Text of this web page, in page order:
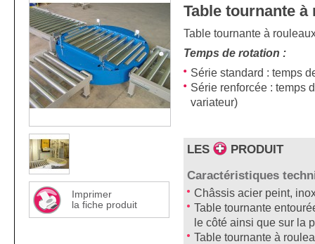
Imprimer
la fiche produit
Table tournante à
Table tournante à
Temps de rotation :
Série standard : temps
Série renforcée : temps
variateur)
LES
PRODUIT
Caractéristiques
Châssis acier peint,
Table tournante
le côté ainsi que sur la
Table tournante à